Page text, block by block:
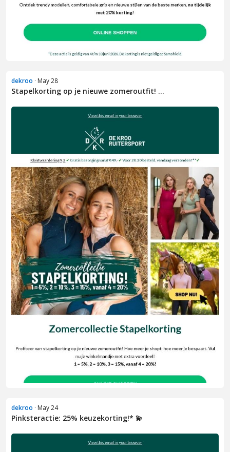
dekroo · May 28
Stapelkorting op je nieuwe zomeroutfit! ...
dekroo · May 24
Pinksteractie: 25% keuzekorting!* 💫